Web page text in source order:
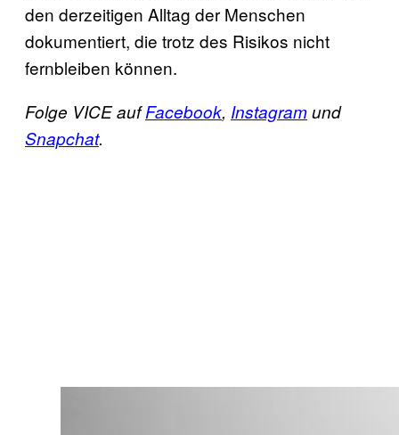
den derzeitigen Alltag der Menschen
dokumentiert, die trotz des Risikos nicht
fernbleiben können.
Folge VICE aufFacebook, Instagramund
Snapchat.